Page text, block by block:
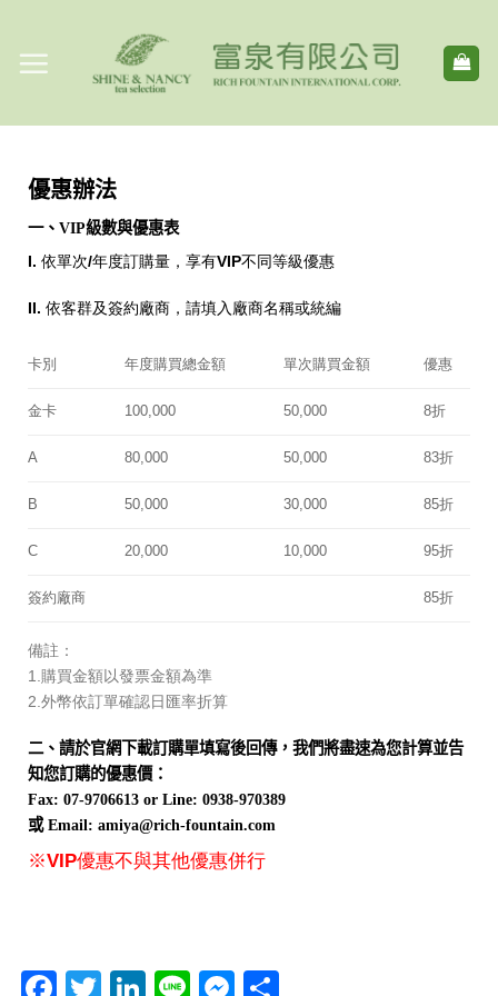
content
優惠辦法
一、VIP級數與優惠表
I. 依單次/年度訂購量，享有VIP不同等級優惠
II. 依客群及簽約廠商，請填入廠商名稱或統編
卡別 年度購買總金額 單次購買金額 優惠
金卡 100,000 50,000 8折
A 80,000 50,000 83折
B 50,000 30,000 85折
C 20,000 10,000 95折
簽約廠商 85折
備註：
1.購買金額以發票金額為準
2.外幣依訂單確認日匯率折算
二、請於官網下載訂購單填寫後回傳，我們將盡速為您計算並告
知您訂購的優惠價：
Fax: 07-9706613 or Line: 0938-970389
或 Email: amiya@rich-fountain.com
※VIP優惠不與其他優惠併行
Facebook
Twitter
LinkedIn
LineMessenger